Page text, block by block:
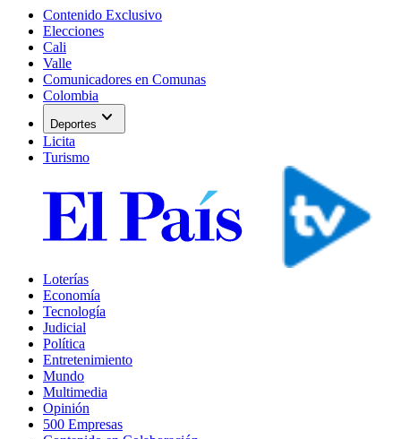
Contenido Exclusivo
Elecciones
Cali
Valle
Comunicadores en Comunas
Colombia
Deportes expand_more
Licita
Turismo
Loterías
Economía
Tecnología
Judicial
Política
Entretenimiento
Mundo
Multimedia
Opinión
500 Empresas